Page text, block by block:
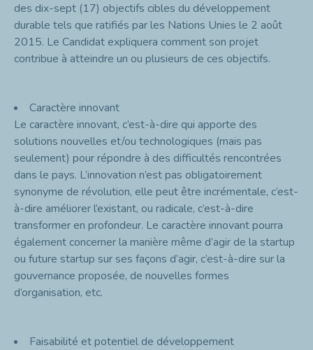
des dix-sept (17) objectifs cibles du développement
durable tels que ratifiés par les Nations Unies le 2 août
2015. Le Candidat expliquera comment son projet
contribue à atteindre un ou plusieurs de ces objectifs.
Caractère innovant
Le caractère innovant, c’est-à-dire qui apporte des
solutions nouvelles et/ou technologiques (mais pas
seulement) pour répondre à des difficultés rencontrées
dans le pays. L’innovation n’est pas obligatoirement
synonyme de révolution, elle peut être incrémentale, c’est-
à-dire améliorer l’existant, ou radicale, c’est-à-dire
transformer en profondeur. Le caractère innovant pourra
également concerner la manière même d’agir de la startup
ou future startup sur ses façons d’agir, c’est-à-dire sur la
gouvernance proposée, de nouvelles formes
d’organisation, etc.
Faisabilité et potentiel de développement